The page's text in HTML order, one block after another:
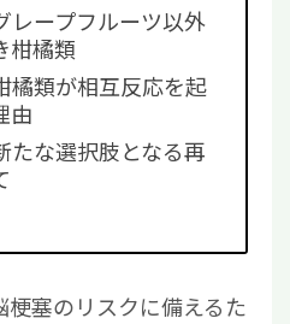
レープフルーツ以外
柑橘類
橘類が相互反応を起
由
たな選択肢となる再
塞のリスクに備えるた